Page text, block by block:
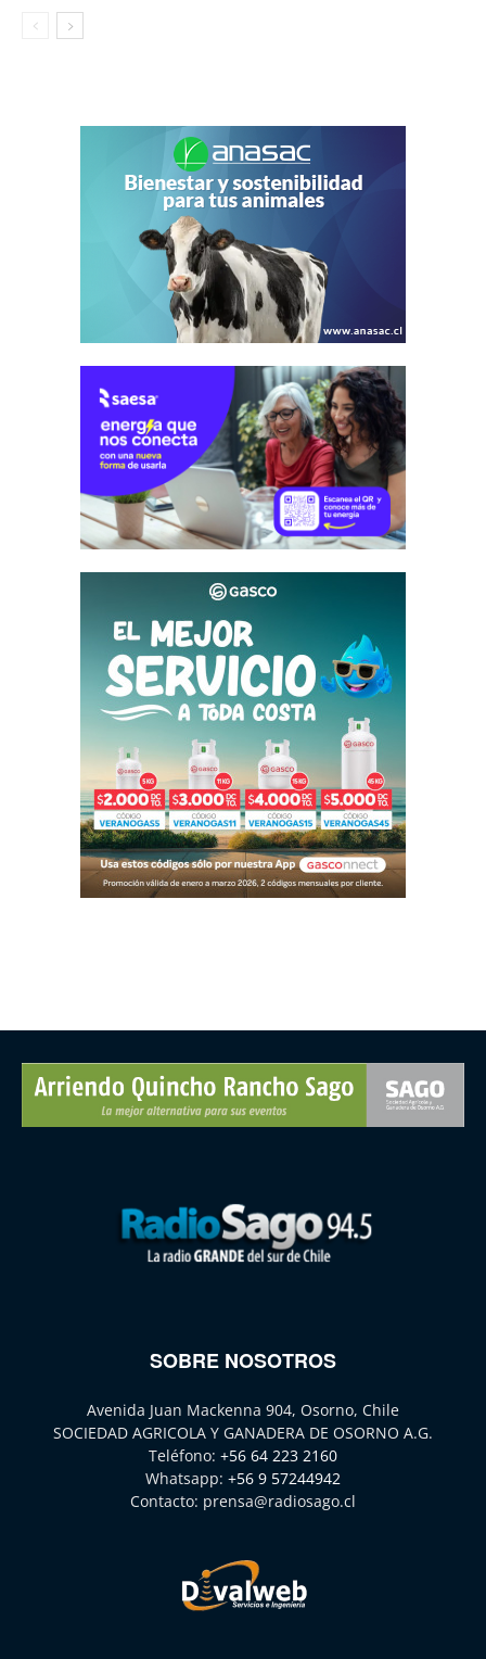
SOBRE NOSOTROS
Avenida Juan Mackenna 904, Osorno, Chile
SOCIEDAD AGRICOLA Y GANADERA DE OSORNO A.G.
Teléfono: +56 64 223 2160
Whatsapp: +56 9 57244942
Contacto: prensa@radiosago.cl